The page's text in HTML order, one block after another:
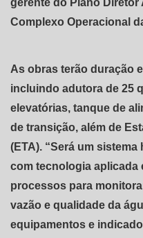
gerente do Plano Diretor
Complexo Operacional
As obras terão duração
incluindo adutora de 25
elevatórias, tanque de
de transição, além de
(ETA). “Será um
com tecnologia aplicada
processos para
vazão e qualidade da
equipamentos e